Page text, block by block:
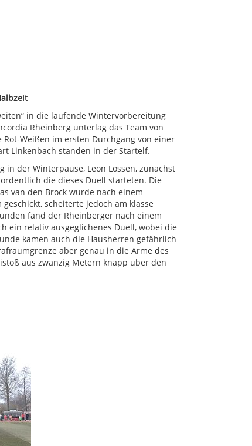
in die laufende Wintervorbereitung
Rheinberg unterlag das Team von
Rot-Weißen im ersten Durchgang von einer
Linkenbach standen in der Startelf.
der Winterpause, Leon Lossen, zunächst
die dieses Duell starteten. Die
van den Brock wurde nach einem
scheiterte jedoch am klasse
fand der Rheinberger nach einem
ein relativ ausgeglichenes Duell, wobei die
kamen auch die Hausherren gefährlich
aber genau in die Arme des
aus zwanzig Metern knapp über den